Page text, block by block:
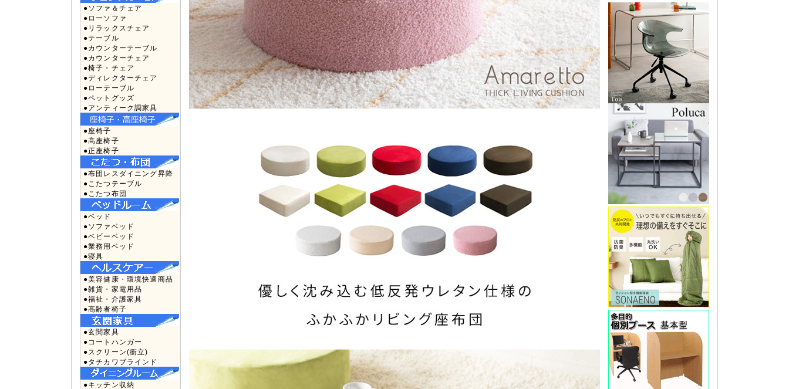
●ソファ＆チェア
●ローソファ
●リラックスチェア
●テーブル
●カウンターテーブル
●カウンターチェア
●椅子・チェア
●ディレクターチェア
●ローテーブル
●ペットグッズ
●アンティーク調家具
●座椅子
●高座椅子
●正座椅子
●布団レスダイニング昇降
●こたつテーブル
●こたつ布団
●ベッド
●ソファベッド
●ベビーベッド
●業務用ベッド
●寝具
●美容健康・環境快適商品
●雑貨・家電用品
●福祉・介護家具
●高齢者椅子
●玄関家具
●コートハンガー
●スクリーン(衝立)
●タチカワブラインド
●キッチン収納